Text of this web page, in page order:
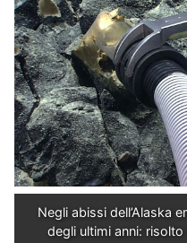
Negli abissi dell’Alaska
degli ultimi anni: